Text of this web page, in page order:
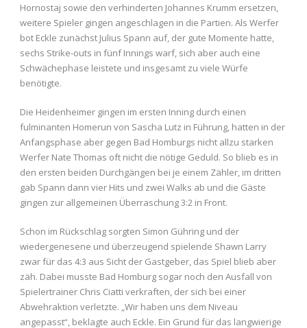
Hornostaj sowie den verhinderten Johannes Krumm ersetzen,
weitere Spieler gingen angeschlagen in die Partien. Als Werfer
bot Eckle zunächst Julius Spann auf, der gute Momente hatte,
sechs Strike-outs in fünf Innings warf, sich aber auch eine
Schwächephase leistete und insgesamt zu viele Würfe
benötigte.
Die Heidenheimer gingen im ersten Inning durch einen
fulminanten Homerun von Sascha Lutz in Führung, hatten in der
Anfangsphase aber gegen Bad Homburgs nicht allzu starken
Werfer Nate Thomas oft nicht die nötige Geduld. So blieb es in
den ersten beiden Durchgängen bei je einem Zähler, im dritten
gab Spann dann vier Hits und zwei Walks ab und die Gäste
gingen zur allgemeinen Überraschung 3:2 in Front.
Schon im Rückschlag sorgten Simon Gühring und der
wiedergenesene und überzeugend spielende Shawn Larry
zwar für das 4:3 aus Sicht der Gastgeber, das Spiel blieb aber
zäh. Dabei musste Bad Homburg sogar noch den Ausfall von
Spielertrainer Chris Ciatti verkraften, der sich bei einer
Abwehraktion verletzte. „Wir haben uns dem Niveau
angepasst“, beklagte auch Eckle. Ein Grund für das langwierige